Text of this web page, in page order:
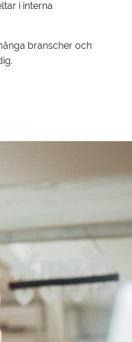
i interna
branscher och